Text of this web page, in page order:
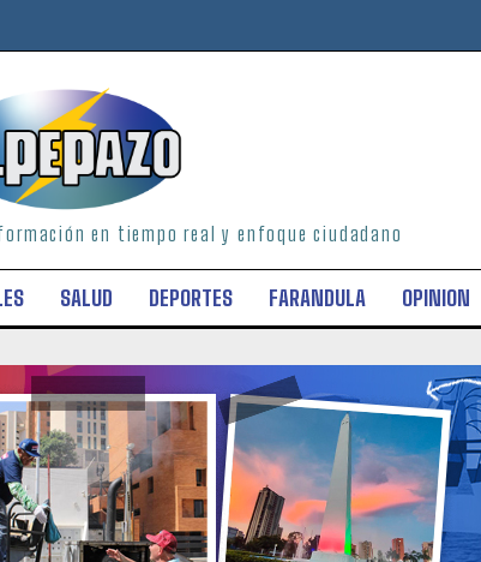
en tiempo real y enfoque ciudadano
SALUD DEPORTES FARANDULA OPINION